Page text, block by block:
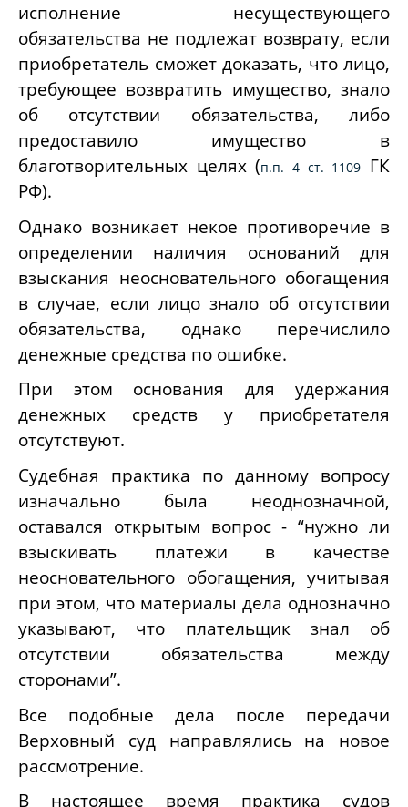
исполнение несуществующего
обязательства не подлежат возврату, если
приобретатель сможет доказать, что лицо,
требующее возвратить имущество, знало
об отсутствии обязательства, либо
предоставило имущество в
благотворительных целях (п.п. 4 ст. 1109 ГК
РФ).
Однако возникает некое противоречие в
определении наличия оснований для
взыскания неосновательного обогащения
в случае, если лицо знало об отсутствии
обязательства, однако перечислило
денежные средства по ошибке.
При этом основания для удержания
денежных средств у приобретателя
отсутствуют.
Судебная практика по данному вопросу
изначально была неоднозначной,
оставался открытым вопрос - “нужно ли
взыскивать платежи в качестве
неосновательного обогащения, учитывая
при этом, что материалы дела однозначно
указывают, что плательщик знал об
отсутствии обязательства между
сторонами”.
Все подобные дела после передачи
Верховный суд направлялись на новое
рассмотрение.
В настоящее время практика судов